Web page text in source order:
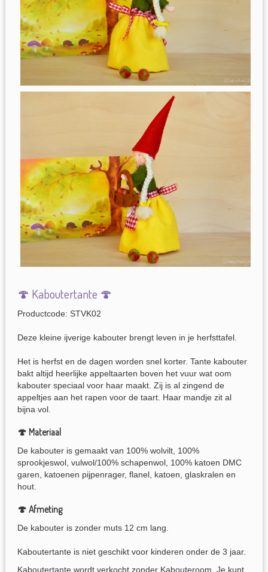
🍄 Kaboutertante 🍄
Productcode: STVK02
Deze kleine ijverige kabouter brengt leven in je herfsttafel.
Het is herfst en de dagen worden snel korter. Tante kabouter
bakt altijd heerlijke appeltaarten boven het vuur wat oom
kabouter speciaal voor haar maakt. Zij is al zingend de
appeltjes aan het rapen voor de taart. Haar mandje zit al
bijna vol.
🍄 Materiaal
De kabouter is gemaakt van 100% wolvilt, 100%
sprookjeswol, vulwol/100% schapenwol, 100% katoen DMC
garen, katoenen pijpenrager, flanel, katoen, glaskralen en
hout.
🍄 Afmeting
De kabouter is zonder muts 12 cm lang.
Kaboutertante is niet geschikt voor kinderen onder de 3 jaar.
Kaboutertante wordt verkocht zonder Kabouteroom. Je kunt